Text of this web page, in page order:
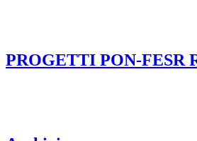
PROGETTI PON-FESR